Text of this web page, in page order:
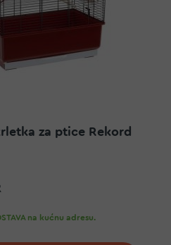
za ptice Rekord
na kućnu adresu.